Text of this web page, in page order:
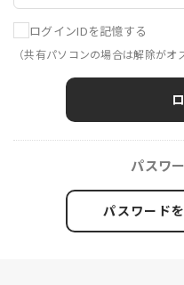
ログインIDを記憶する
（共有パソコンの場合は解除がオ
パスワ
パスワード